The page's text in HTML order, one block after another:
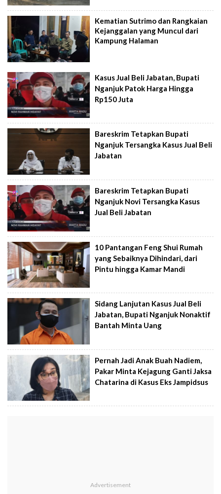
Kematian Sutrimo dan Rangkaian
Kejanggalan yang Muncul dari
Kampung Halaman
Kasus Jual Beli Jabatan, Bupati
Nganjuk Patok Harga Hingga
Rp150 Juta
Bareskrim Tetapkan Bupati
Nganjuk Tersangka Kasus Jual Beli
Jabatan
Bareskrim Tetapkan Bupati
Nganjuk Novi Tersangka Kasus
Jual Beli Jabatan
10 Pantangan Feng Shui Rumah
yang Sebaiknya Dihindari, dari
Pintu hingga Kamar Mandi
Sidang Lanjutan Kasus Jual Beli
Jabatan, Bupati Nganjuk Nonaktif
Bantah Minta Uang
Pernah Jadi Anak Buah Nadiem,
Pakar Minta Kejagung Ganti Jaksa
Chatarina di Kasus Eks Jampidsus